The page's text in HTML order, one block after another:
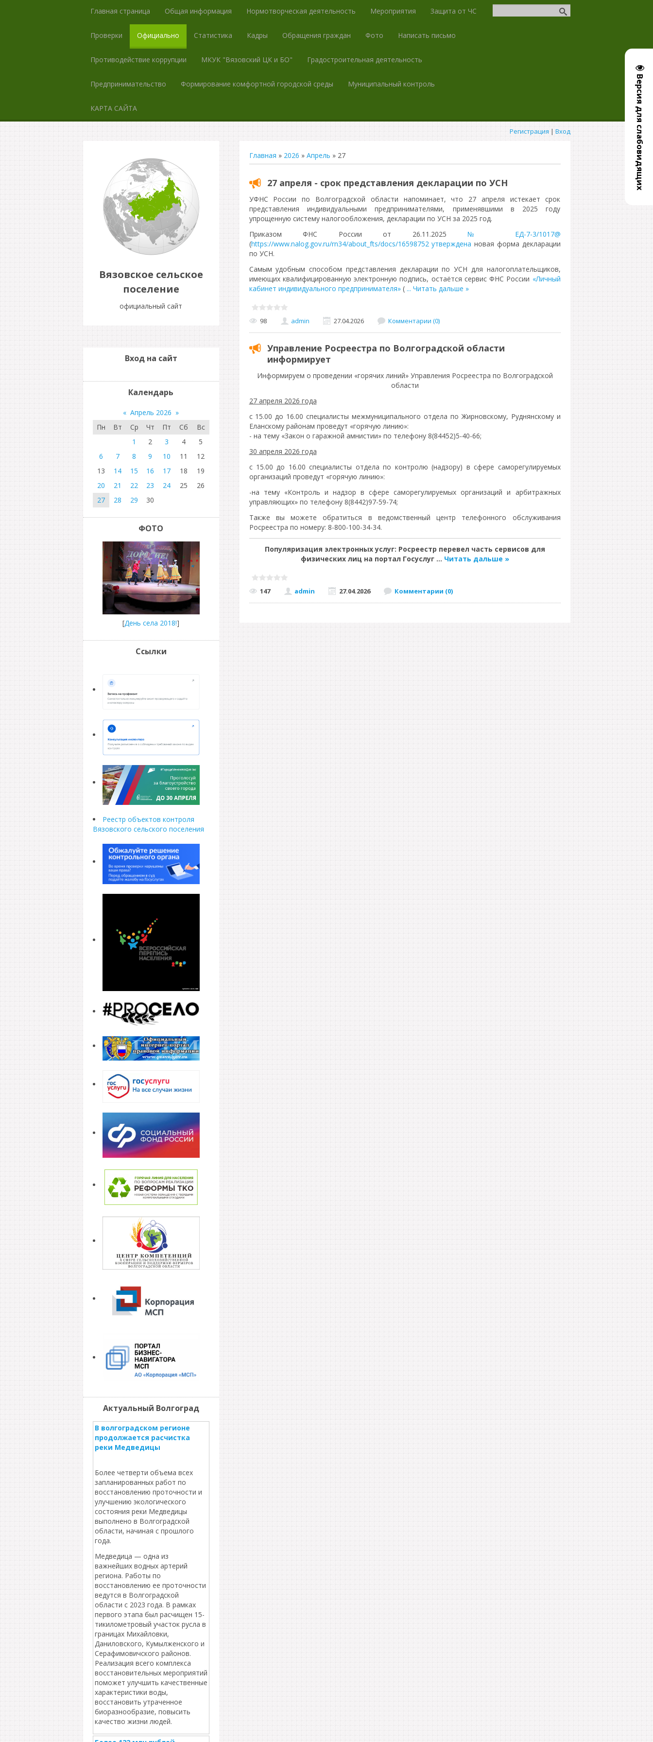
Версия для слабовидящих
Главная страница Общая информация Нормотворческая деятельность Мероприятия Защита от ЧС
Проверки Официально Статистика Кадры Обращения граждан Фото Написать письмо
Противодействие коррупции МКУК "Вязовский ЦК и БО" Градостроительная деятельность
Предпринимательство Формирование комфортной городской среды Муниципальный контроль
КАРТА САЙТА
Регистрация | Вход
Вязовское сельское
поселение
официальный сайт
Главная » 2026 » Апрель » 27
27 апреля - срок представления декларации по УСН
УФНС России по Волгоградской области напоминает, что 27 апреля истекает срок
представления индивидуальными предпринимателями, применявшими в 2025 году
упрощенную систему налогообложения, декларации по УСН за 2025 год.
Приказом ФНС России от 26.11.2025 № ЕД-7-3/1017@
(https://www.nalog.gov.ru/rn34/about_fts/docs/16598752 утверждена новая форма декларации
по УСН.
Самым удобным способом представления декларации по УСН для налогоплательщиков,
имеющих квалифицированную электронную подпись, остаётся сервис ФНС России «Личный
кабинет индивидуального предпринимателя»( ... Читать дальше »
98 admin 27.04.2026 Комментарии (0)
Управление Росреестра по Волгоградской области
информирует
Информируем о проведении «горячих линий» Управления Росреестра по Волгоградской
области
27 апреля 2026 года
с 15.00 до 16.00 специалисты межмуниципального отдела по Жирновскому, Руднянскому и
Еланскому районам проведут «горячую линию»:
- на тему «Закон о гаражной амнистии» по телефону 8(84452)5-40-66;
30 апреля 2026 года
с 15.00 до 16.00 специалисты отдела по контролю (надзору) в сфере саморегулируемых
организаций проведут «горячую линию»:
-на тему «Контроль и надзор в сфере саморегулируемых организаций и арбитражных
управляющих» по телефону 8(8442)97-59-74;
Также вы можете обратиться в ведомственный центр телефонного обслуживания
Росреестра по номеру: 8-800-100-34-34.
Популяризация электронных услуг: Росреестр перевел часть сервисов для
физических лиц на портал Госуслуг ... Читать дальше »
147 admin 27.04.2026 Комментарии (0)
Вход на сайт
Календарь
« Апрель 2026 »
Пн
Вт Ср Чт Пт Сб
Вс
1
2 3 4
5
6
7 8 9 10 11
12
13
14 15 16 17 18
19
20
21 22 23 24 25
26
27
28 29 30
ФОТО
[День села 2018!]
Ссылки
Реестр объектов контроля
Вязовского сельского поселения
Актуальный Волгоград
В волгоградском регионе
продолжается расчистка
реки Медведицы
Более четверти объема всех
запланированных работ по
восстановлению проточности и
улучшению экологического
состояния реки Медведицы
выполнено в Волгоградской
области, начиная с прошлого
года.
Медведица — одна из
важнейших водных артерий
региона. Работы по
восстановлению ее проточности
ведутся в Волгоградской
области с 2023 года. В рамках
первого этапа был расчищен 15-
тикилометровый участок русла в
границах Михайловки,
Даниловского, Кумылженского и
Серафимовичского районов.
Реализация всего комплекса
восстановительных мероприятий
поможет улучшить качественные
характеристики воды,
восстановить утраченное
биоразнообразие, повысить
качество жизни людей.